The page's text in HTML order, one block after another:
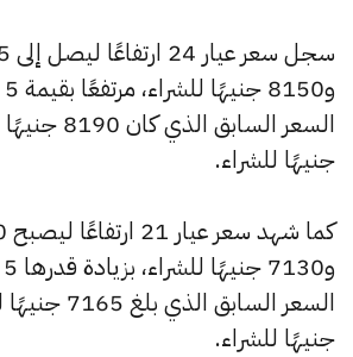
جنيهًا للشراء.
جنيهًا للشراء.